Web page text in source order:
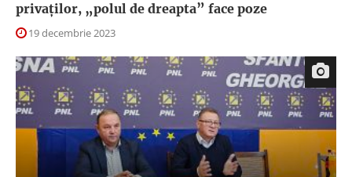
privaţilor, „polul de dreapta” face poze
19 decembrie 2023